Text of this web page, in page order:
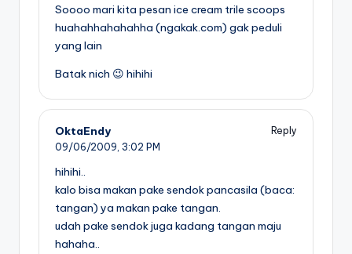
Soooo mari kita pesan ice cream trile scoops
huahahhahahahha (ngakak.com) gak peduli
yang lain
Batak nich 😉 hihihi
OktaEndy
Reply
09/06/2009, 3:02 PM
hihihi..
kalo bisa makan pake sendok pancasila (baca:
tangan) ya makan pake tangan.
udah pake sendok juga kadang tangan maju
hahaha..